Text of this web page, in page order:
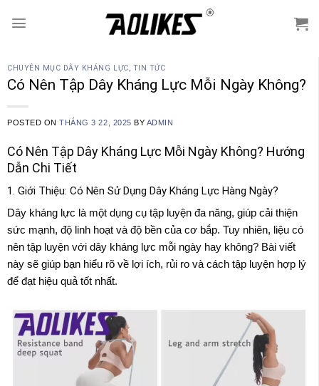
CHUYÊN MỤC DÂY KHÁNG LỰC, TIN TỨC
Có Nên Tập Dây Kháng Lực Mỗi Ngày Không?
POSTED ONTHÁNG 3 22, 2025 BY ADMIN
Có Nên Tập Dây Kháng Lực Mỗi Ngày Không? Hướng
Dẫn Chi Tiết
1. Giới Thiệu: Có Nên Sử Dụng Dây Kháng Lực Hàng Ngày?
Dây kháng lực là một dụng cụ tập luyện đa năng, giúp cải thiện
sức mạnh, độ linh hoạt và độ bền của cơ bắp. Tuy nhiên, liệu có
nên tập luyện với dây kháng lực mỗi ngày hay không? Bài viết
này sẽ giúp bạn hiểu rõ về lợi ích, rủi ro và cách tập luyện hợp lý
để đạt hiệu quả tốt nhất.